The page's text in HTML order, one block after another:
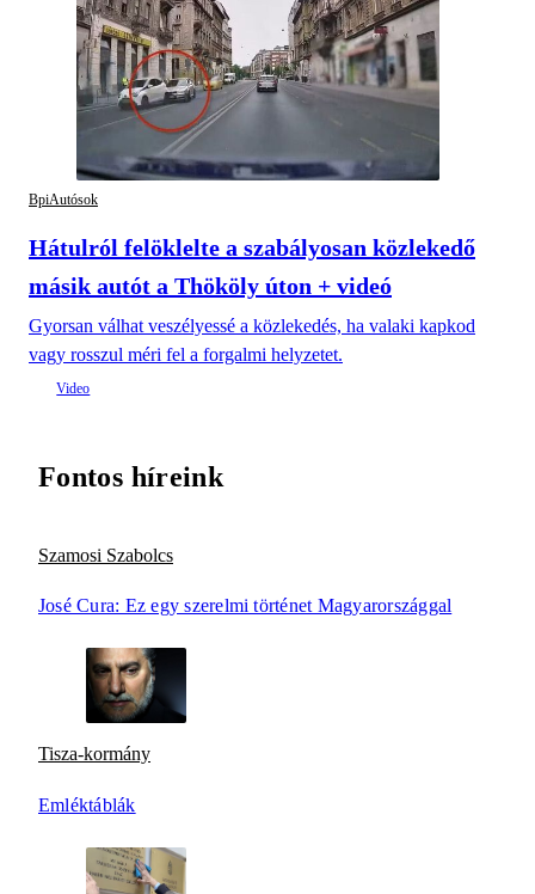
BpiAutósok
Hátulról felöklelte a szabályosan közlekedő
másik autót a Thököly úton + videó
Gyorsan válhat veszélyessé a közlekedés, ha valaki kapkod
vagy rosszul méri fel a forgalmi helyzetet.
Fontos híreink
Szamosi Szabolcs
José Cura: Ez egy szerelmi történet Magyarországgal
Tisza-kormány
Emléktáblák